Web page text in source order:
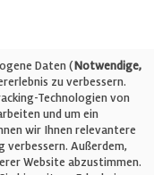
Daten (Notwendige,
zu verbessern.
Technologien von
und um ein
wir Ihnen relevantere
Außerdem,
Website abzustimmen.